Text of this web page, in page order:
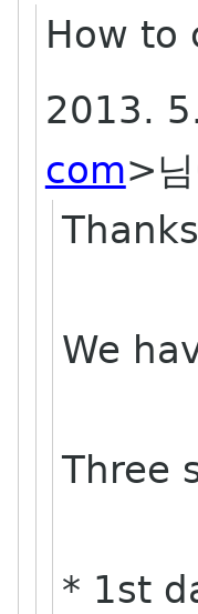
How to
2013.
com>
We
Three
* 1st